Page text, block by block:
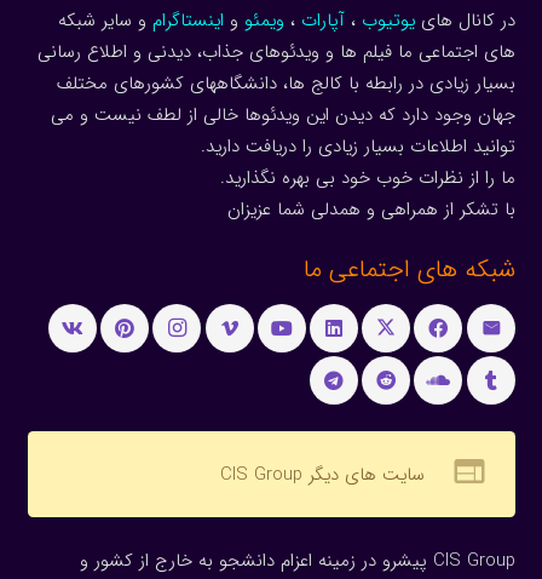
در کانال هاییوتیوب ، آپارات ، ویمئو و اینستاگرام و سایر شبکه
های اجتماعی ما فیلم ها و ویدئوهای جذاب، دیدنی و اطلاع رسانی
بسیار زیادی در رابطه با کالج ها، دانشگاههای کشورهای مختلف
جهان وجود دارد که دیدن این ویدئوها خالی از لطف نیست و می
توانید اطلاعات بسیار زیادی را دریافت دارید.
ما را از نظرات خوب خود بی بهره نگذارید.
با تشکر از همراهی و همدلی شما عزیزان
شبکه های اجتماعی ما
web سایت های دیگر CIS Group
CIS Group پیشرو در زمینه اعزام دانشجو به خارج از کشور و